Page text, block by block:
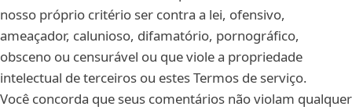
nosso próprio critério ser contra a lei, ofensivo,
ameaçador, calunioso, difamatório, pornográfico,
obsceno ou censurável ou que viole a propriedade
intelectual de terceiros ou estes Termos de serviço.
Você concorda que seus comentários não violam qualquer